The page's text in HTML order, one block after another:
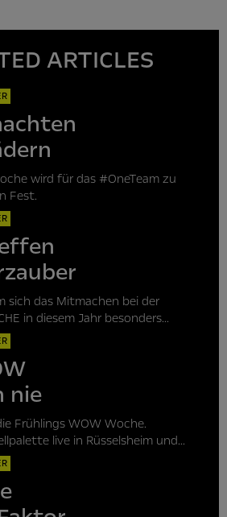
ARTICLES
wird für das #OneTeam zu
Fest.
sich das Mitmachen bei der
in diesem Jahr besonders...
nie
Frühlings WOW Woche.
live in Rüsselsheim und...